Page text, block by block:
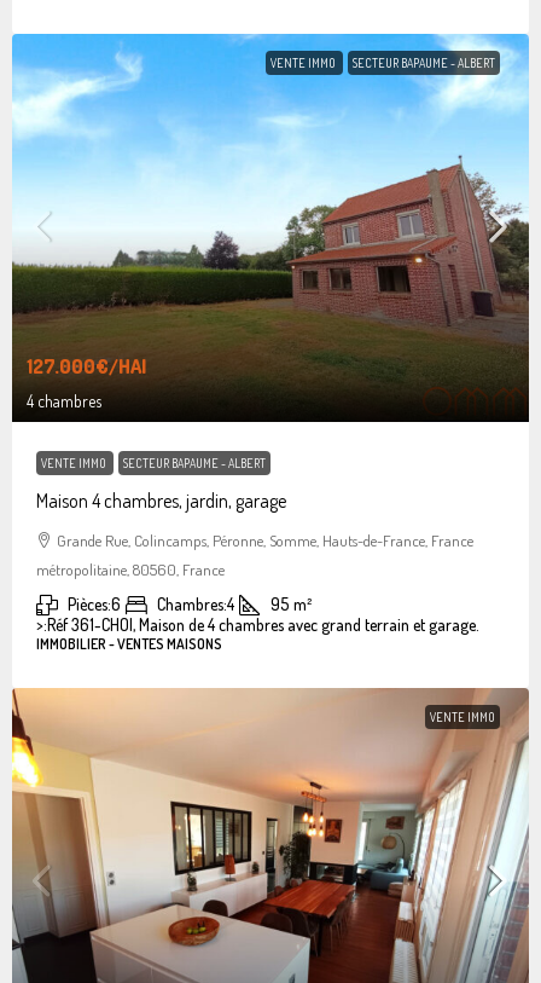
VENTE IMMO SECTEUR BAPAUME - ALBERT
127.000€/HAI
4 chambres
VENTE IMMO SECTEUR BAPAUME - ALBERT
Maison 4 chambres, jardin, garage
Grande Rue, Colincamps, Péronne, Somme, Hauts-de-France, France
métropolitaine, 80560, France
Pièces:6 Chambres:4 95 m²
>:Réf 361-CHOI, Maison de 4 chambres avec grand terrain et garage.
IMMOBILIER - VENTES MAISONS
VENTE IMMO